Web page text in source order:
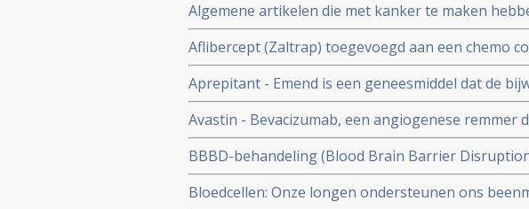
Algemene artikelen die met kanker te maken
van kanker
Aflibercept (Zaltrap) toegevoegd aan een chemo
leucovorine en irinotecan (FOLFIRI) verbetert de
1,5 maand
Aprepitant - Emend is een geneesmiddel dat de
vermindert en inmiddels veelgebruikt middel om
Avastin - Bevacizumab, een angiogenese remmer
kanker gebruikt wordt inmiddels: overzicht van
artikelen
BBBD-behandeling (Blood Brain Barrier
centrale zenuwstelsel succesvol en hoog
Bloedcellen: Onze longen ondersteunen ons